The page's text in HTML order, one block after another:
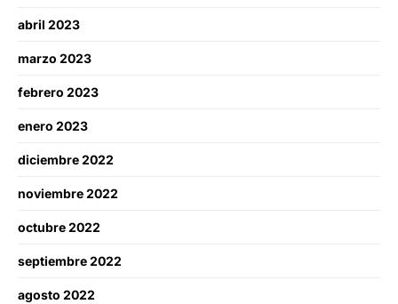
abril 2023
marzo 2023
febrero 2023
enero 2023
diciembre 2022
noviembre 2022
octubre 2022
septiembre 2022
agosto 2022